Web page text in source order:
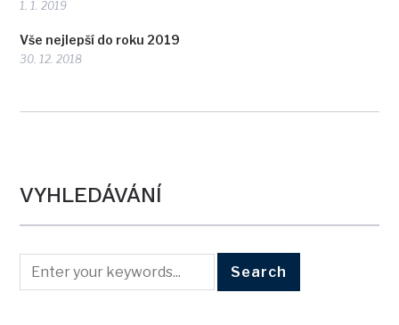
1. 1. 2019
Vše nejlepší do roku 2019
30. 12. 2018
VYHLEDÁVÁNÍ